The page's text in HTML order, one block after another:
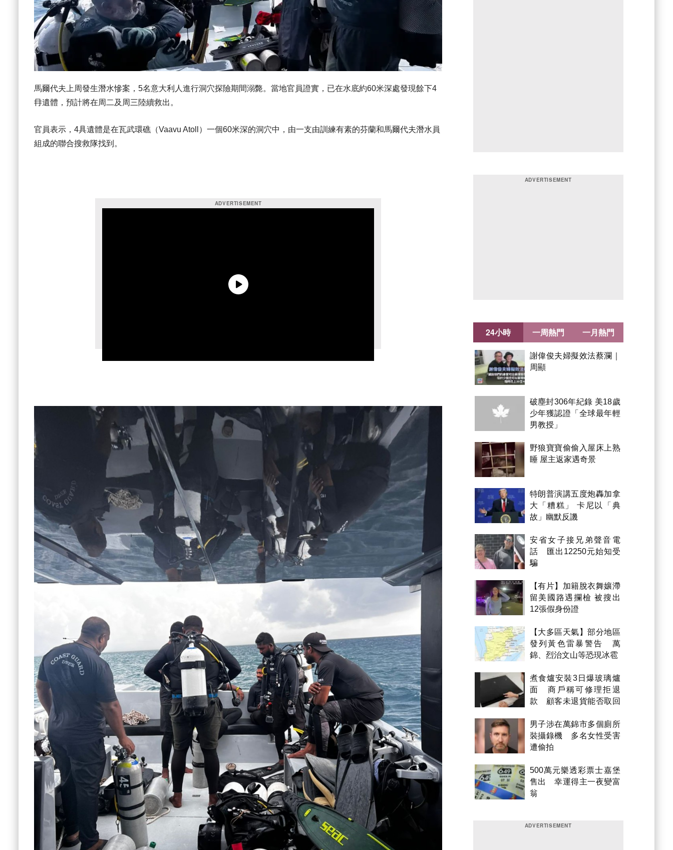
馬爾代夫上周發生潛水慘案，5名意大利人進行洞穴探險期間溺斃。當地官員證實，已在水底約60米深處發現餘下4
冄遺體，預計將在周二及周三陸續救出。
官員表示，4具遺體是在瓦武環礁（Vaavu Atoll）一個60米深的洞穴中，由一支由訓練有素的芬蘭和馬爾代夫潛水員
組成的聯合搜救隊找到。
24小時
謝偉俊夫婦擬效法蔡瀾｜
周顯
破塵封306年紀錄 美18歲
少年獲認證「全球最年輕
男教授」
野狼寶寶偷偷入屋床上熟
睡 屋主返家遇奇景
特朗普演講五度炮轟加拿
大「糟糕」 卡尼以「典
故」幽默反譏
安省女子接兄弟聲音電
話 匯出12250元始知受
騙
【有片】加籍脫衣舞孃滯
留美國路遇攔檢 被搜出
12張假身份證
【大多區天氣】部分地區
發列黃色雷暴警告 萬
錦、烈治文山等恐現冰雹
煮食爐安裝3日爆玻璃爐
面 商戶稱可修理拒退
款 顧客未退貨能否取回
男子涉在萬錦市多個廁所
裝攝錄機 多名女性受害
遭偷拍
500萬元樂透彩票士嘉堡
售出 幸運得主一夜變富
翁
一周熱門 一月熱門